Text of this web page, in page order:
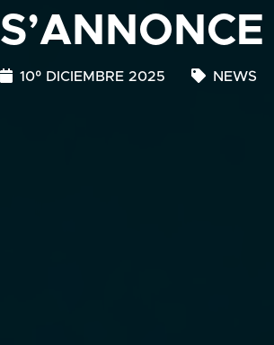
10º DICIEMBRE 2025 NEWS